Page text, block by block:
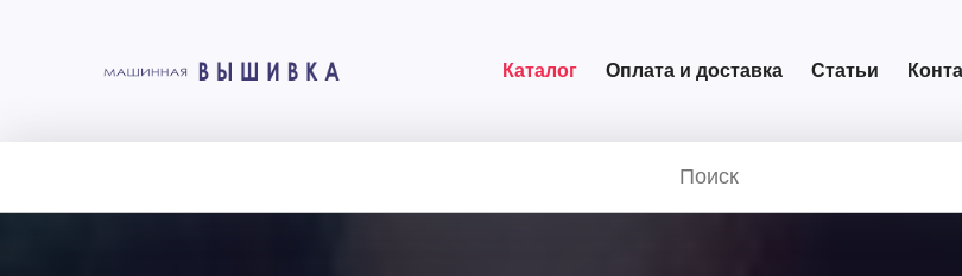
Каталог Оплата и доставка Статьи